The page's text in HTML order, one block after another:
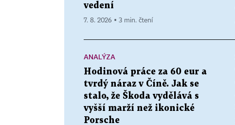
vedení
7. 8. 2026 ▪ 3 min. čtení
ANALÝZA
Hodinová práce za 60 eur a
tvrdý náraz v Číně. Jak se
stalo, že Škoda vydělává s
vyšší marží než ikonické
Porsche